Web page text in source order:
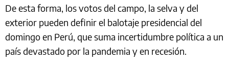
De esta forma, los votos del campo, la selva y del
exterior pueden definir el balotaje presidencial del
domingo en Perú, que suma incertidumbre política a un
país devastado por la pandemia y en recesión.